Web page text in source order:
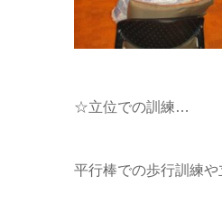
☆立位での訓練…
平行棒での歩行訓練